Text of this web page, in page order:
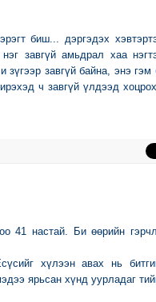
биш... дэргэдэх
завгүй амьдрал хаа
зүгээр завгүй байна, энэ
ч завгүй үлдээд
41 настай. Би өөрийн
хүлээн авах нь
ярьсан хүнд уурладаг